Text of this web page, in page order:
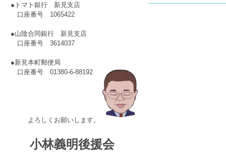
●トマト銀行 新見支店
口座番号 1065422
●山陰合同銀行 新見支店
口座番号 3614037
●新見本町郵便局
口座番号 01380-6-88192
よろしくお願いします。
小林義明後援会